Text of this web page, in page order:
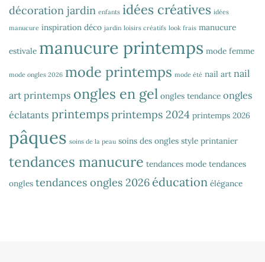
décoration jardin enfants idées créatives idées
manucure inspiration déco jardin loisirs créatifs look frais manucure
estivale manucure printemps mode femme
mode ongles 2026 mode printemps mode été nail art nail
art printemps ongles en gel ongles tendance ongles
éclatants printempsprintemps 2024 printemps 2026
pâques soins de la peau soins des ongles style printanier
tendances manucure tendances mode tendances
ongles tendances ongles 2026 éducation élégance